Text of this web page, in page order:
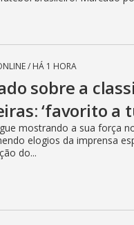
/ HÁ 1 HORA
sobre a
‘favorito a
mostrando a sua força
elogios da imprensa
do...